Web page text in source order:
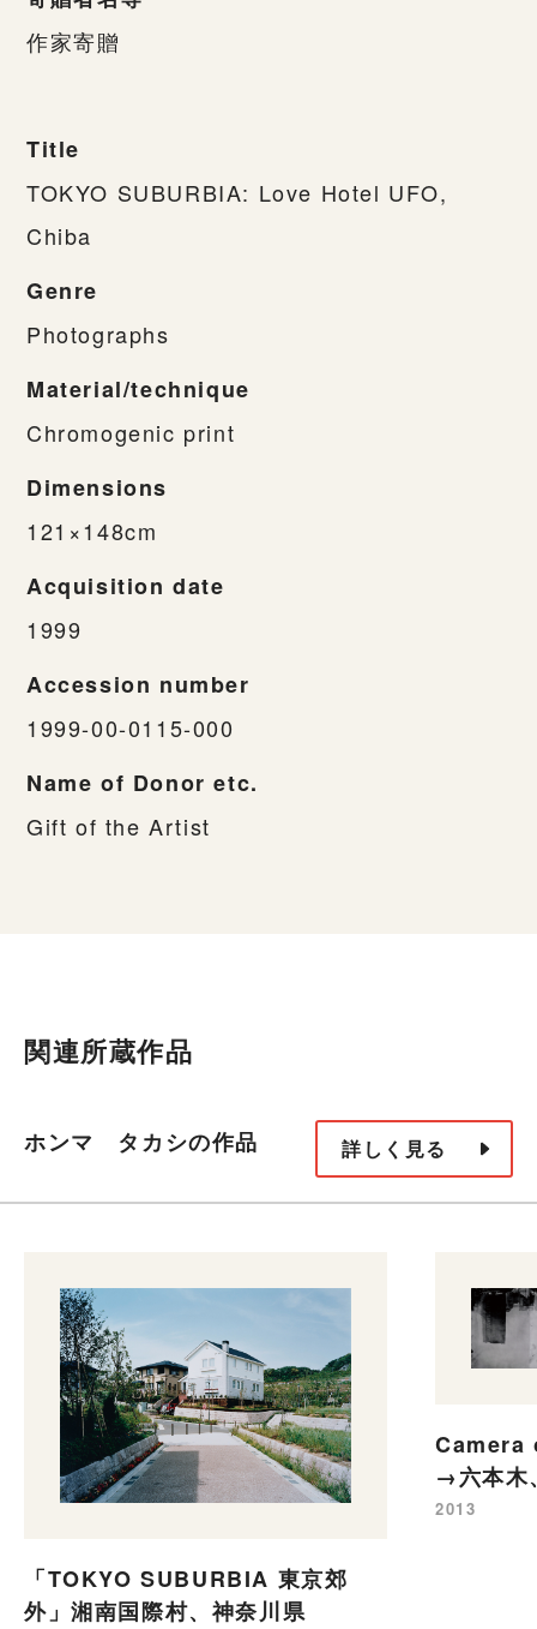
作家寄贈
Title
TOKYO SUBURBIA: Love Hotel UFO,
Chiba
Genre
Photographs
Material/technique
Chromogenic print
Dimensions
121×148cm
Acquisition date
1999
Accession number
1999-00-0115-000
Name of Donor etc.
Gift of the Artist
関連所蔵作品
ホンマ タカシの作品 詳しく見る
「TOKYO SUBURBIA 東京郊
外」湘南国際村、神奈川県
Camera
→六本木
2013